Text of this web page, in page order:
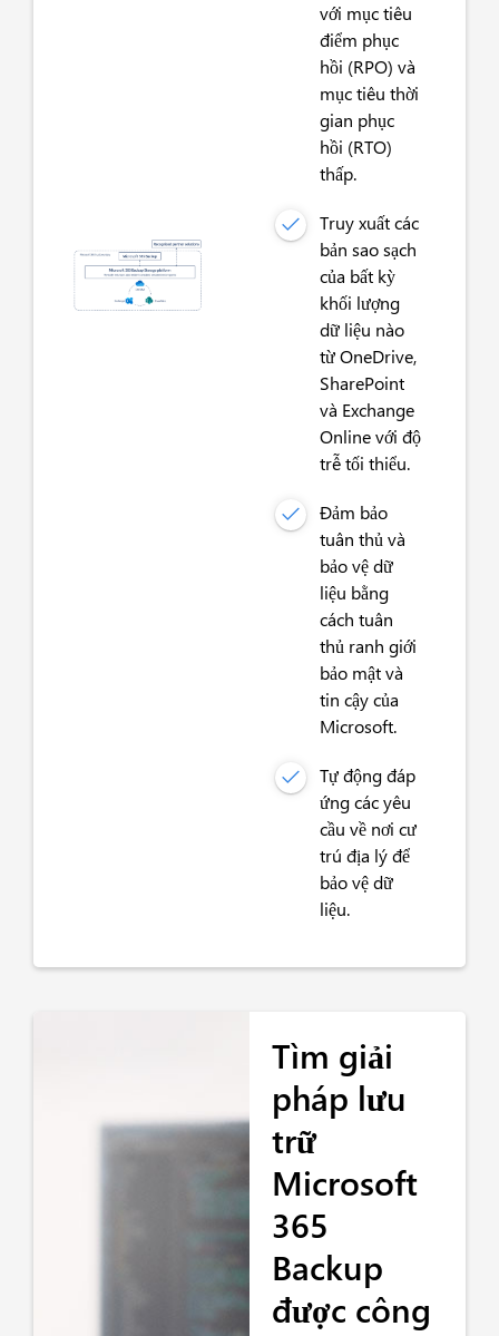
với mục tiêu
điểm phục
hồi (RPO) và
mục tiêu thời
gian phục
hồi (RTO)
thấp.
Truy xuất các
bản sao sạch
của bất kỳ
khối lượng
dữ liệu nào
từ OneDrive,
SharePoint
và Exchange
Online với độ
trễ tối thiểu.
Đảm bảo
tuân thủ và
bảo vệ dữ
liệu bằng
cách tuân
thủ ranh giới
bảo mật và
tin cậy của
Microsoft.
Tự động đáp
ứng các yêu
cầu về nơi cư
trú địa lý để
bảo vệ dữ
liệu.
Tìm giải
pháp lưu
trữ
Microsoft
365
Backup
được công